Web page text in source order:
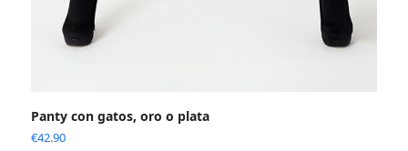
Panty con gatos, oro o plata
€42.90